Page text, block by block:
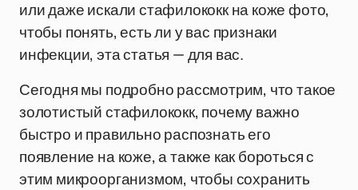
или даже искали стафилококк на коже фото,
чтобы понять, есть ли у вас признаки
инфекции, эта статья — для вас.
Сегодня мы подробно рассмотрим, что такое
золотистый стафилококк, почему важно
быстро и правильно распознать его
появление на коже, а также как бороться с
этим микроорганизмом, чтобы сохранить